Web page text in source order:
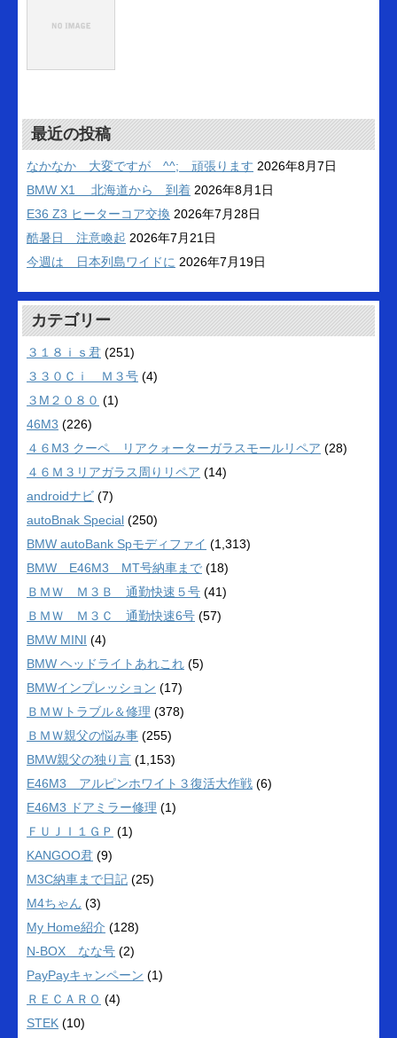
最近の投稿
なかなか 大変ですが ^^; 頑張ります 2026年8月7日
BMW X1 北海道から 到着 2026年8月1日
E36 Z3 ヒーターコア交換 2026年7月28日
酷暑日 注意喚起 2026年7月21日
今週は 日本列島ワイドに 2026年7月19日
カテゴリー
３１８ｉｓ君 (251)
３３０Ｃｉ Ｍ３号 (4)
３M２０８０ (1)
46M3 (226)
４６M3 クーペ リアクォーターガラスモールリペア (28)
４６Ｍ３リアガラス周りリペア (14)
androidナビ (7)
autoBnak Special (250)
BMW autoBank Spモディファイ (1,313)
BMW E46M3 MT号納車まで (18)
ＢＭＷ Ｍ３Ｂ 通勤快速５号 (41)
ＢＭＷ Ｍ３Ｃ 通勤快速6号 (57)
BMW MINI (4)
BMW ヘッドライトあれこれ (5)
BMWインプレッション (17)
ＢＭＷトラブル＆修理 (378)
ＢＭＷ親父の悩み事 (255)
BMW親父の独り言 (1,153)
E46M3 アルピンホワイト３復活大作戦 (6)
E46M3 ドアミラー修理 (1)
ＦＵＪＩ１ＧＰ (1)
KANGOO君 (9)
M3C納車まで日記 (25)
M4ちゃん (3)
My Home紹介 (128)
N-BOX なな号 (2)
PayPayキャンペーン (1)
ＲＥＣＡＲＯ (4)
STEK (10)